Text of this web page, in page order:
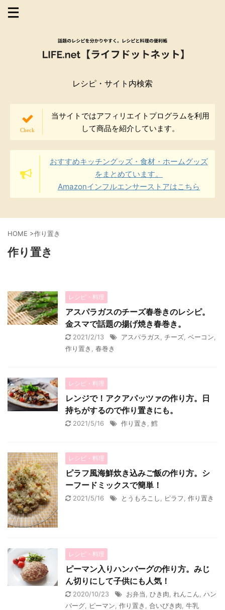
レシピ・サイト内検索
当サイトではアフィリエイトプログラムを利用
して商品を紹介しています。
おすすめキッチングッズ・食材・ホームグッズ
をまとめています。
Amazonインフルエンサーストアはこちら
HOME >作り置き
作り置き
レシピ・料理
アスパラガスのチーズ春巻きのレシピ。
金スマで話題の揚げ焼き春巻き。
2021/2/13 アスパラガス チーズ ベーコン
作り置き
春巻き
レシピ・料理
レンジで！アクアパッツァの作り方。日
持ちがするので作り置きにも。
2021/5/16 作り置き 鱈
レシピ・料理
ピラフ風海鮮炊き込みご飯の作り方。シ
ーフードミックスで簡単！
2021/5/16 とうもろこし ピラフ 作り置き
レシピ・料理
ピーマン入りハンバーグの作り方。みじ
ん切りにして子供にも人気！
2020/10/23 お弁当 ひき肉 れんこん ハン
バーグ
ピーマン 作り置き 合いびき肉 牛乳